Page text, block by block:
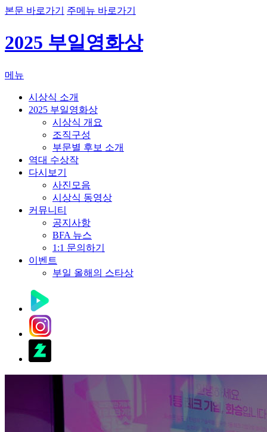
본문 바로가기 주메뉴 바로가기
2025 부일영화상
메뉴
시상식 소개
2025 부일영화상
시상식 개요
조직구성
부문별 후보 소개
역대 수상작
다시보기
사진모음
시상식 동영상
커뮤니티
공지사항
BFA 뉴스
1:1 문의하기
이벤트
부일 올해의 스타상